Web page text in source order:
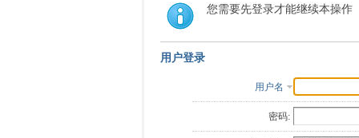
您需要先登录才能继续本操作
用户登录
用户名
密码: